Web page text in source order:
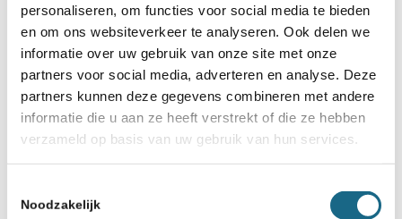
personaliseren, om functies voor social media te bieden
en om ons websiteverkeer te analyseren. Ook delen we
informatie over uw gebruik van onze site met onze
partners voor social media, adverteren en analyse. Deze
partners kunnen deze gegevens combineren met andere
informatie die u aan ze heeft verstrekt of die ze hebben
verzameld op basis van uw gebruik van hun services.
Noodzakelijk
Gemiddelde rating: 2544 Meer
informatie: Bekijk het volledige
programma en het deelnemersveld van
de Masters op
http://www.tatasteelchess.com